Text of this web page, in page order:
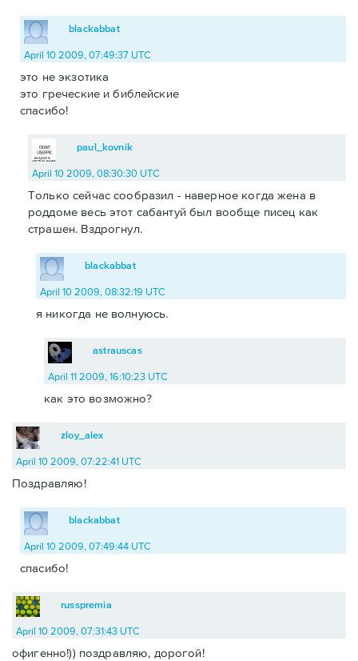
blackabbat
April 10 2009, 07:49:37 UTC
это не экзотика
это греческие и библейские
спасибо!
paul_kovnik
April 10 2009, 08:30:30 UTC
Только сейчас сообразил - наверное когда жена в
роддоме весь этот сабантуй был вообще писец как
страшен. Вздрогнул.
blackabbat
April 10 2009, 08:32:19 UTC
я никогда не волнуюсь.
astrauscas
April 11 2009, 16:10:23 UTC
как это возможно?
zloy_alex
April 10 2009, 07:22:41 UTC
Поздравляю!
blackabbat
April 10 2009, 07:49:44 UTC
спасибо!
russpremia
April 10 2009, 07:31:43 UTC
офигенно!)) поздравляю, дорогой!